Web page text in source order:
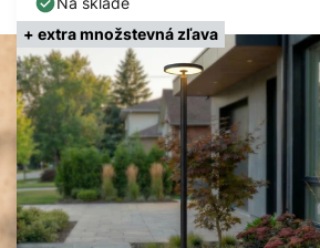
+ extra množstevná zľava